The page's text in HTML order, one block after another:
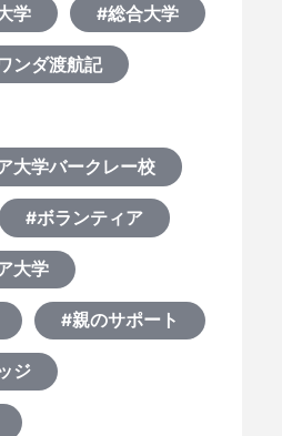
学 #総合大学
ンダ渡航記
大学バークレー校
#ボランティア
大学
#親のサポート
ジ